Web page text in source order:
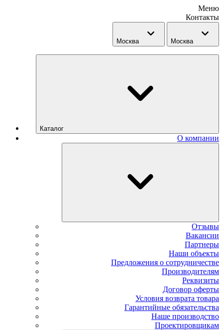
Меню
Контакты
Москва Москва
Каталог
О компании
Отзывы
Вакансии
Партнеры
Наши объекты
Предложения о сотрудничестве
Производителям
Реквизиты
Договор оферты
Условия возврата товара
Гарантийные обязательства
Наше производство
Проектировщикам